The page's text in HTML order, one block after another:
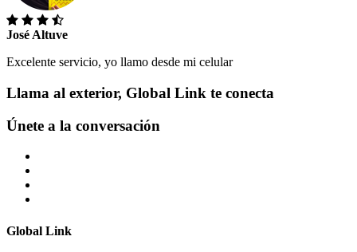
José Altuve
Excelente servicio, yo llamo desde mi celular
Llama al exterior, Global Link te conecta
Únete a la conversación
Global Link